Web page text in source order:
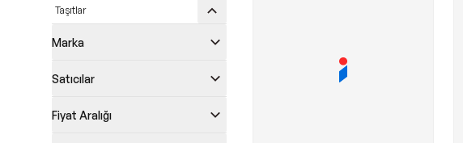
Taşıtlar
Marka
Satıcılar
Fiyat Aralığı